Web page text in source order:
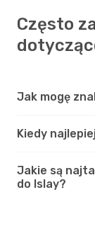
Często
Jak mogę
Kiedy
Jakie są
do Islay?